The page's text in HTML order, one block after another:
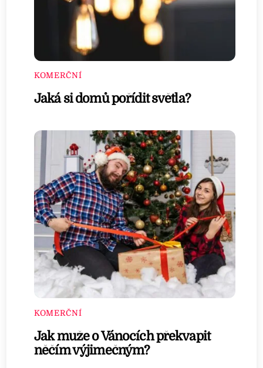
KOMERČNÍ
Jaká si domů pořídit světla?
KOMERČNÍ
Jak muže o Vánocích překvapit
něčím výjimečným?